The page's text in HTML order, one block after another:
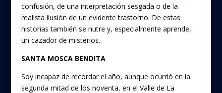
confusión, de una interpretación sesgada o de la
realista ilusión de un evidente trastorno. De estas
historias también se nutre y, especialmente aprende,
un cazador de misterios.
SANTA MOSCA BENDITA
Soy incapaz de recordar el año, aunque ocurrió en la
segunda mitad de los noventa, en el Valle de La